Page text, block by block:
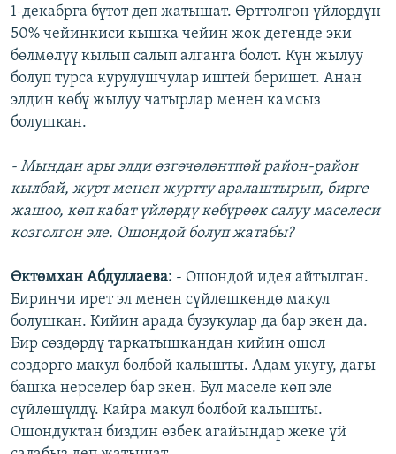
1-декабрга бүтөт деп жатышат. Өрттөлгөн үйлөрдүн
50% чейинкиси кышка чейин жок дегенде эки
бөлмөлүү кылып салып алганга болот. Күн жылуу
болуп турса курулушчулар иштей беришет. Анан
элдин көбү жылуу чатырлар менен камсыз
болушкан.
- Мындан ары элди өзгөчөлөнтпөй район-район
кылбай, журт менен журтту аралаштырып, бирге
жашоо, көп кабат үйлөрдү көбүрөөк салуу маселеси
козголгон эле. Ошондой болуп жатабы?
Өктөмхан Абдуллаева: - Ошондой идея айтылган.
Биринчи ирет эл менен сүйлөшкөндө макул
болушкан. Кийин арада бузукулар да бар экен да.
Бир сөздөрдү таркатышкандан кийин ошол
сөздөргө макул болбой калышты. Адам укугу, дагы
башка нерселер бар экен. Бул маселе көп эле
сүйлөшүлдү. Кайра макул болбой калышты.
Ошондуктан биздин өзбек агайындар жеке үй